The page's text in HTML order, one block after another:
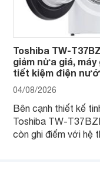
Toshiba TW-
giảm nửa giá,
tiết kiệm điện
04/08/2026
Bên cạnh thiết kế
Toshiba TW-
còn ghi điểm với hệ